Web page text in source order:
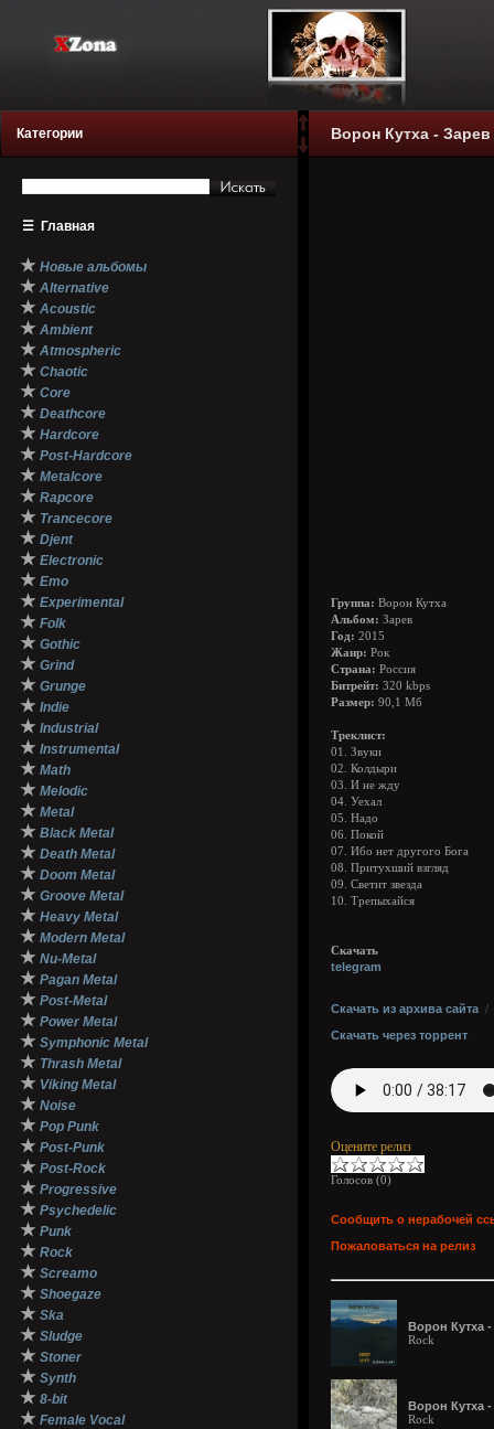
Категории
☰ Главная
★ Новые альбомы
★ Alternative
★ Acoustic
★ Ambient
★ Atmospheric
★ Chaotic
★ Core
★ Deathcore
★ Hardcore
★ Post-Hardcore
★ Metalcore
★ Rapcore
★ Trancecore
★ Djent
★ Electronic
★ Emo
★ Experimental
★ Folk
★ Gothic
★ Grind
★ Grunge
★ Indie
★ Industrial
★ Instrumental
★ Math
★ Melodic
★ Metal
★ Black Metal
★ Death Metal
★ Doom Metal
★ Groove Metal
★ Heavy Metal
★ Modern Metal
★ Nu-Metal
★ Pagan Metal
★ Post-Metal
★ Power Metal
★ Symphonic Metal
★ Thrash Metal
★ Viking Metal
★ Noise
★ Pop Punk
★ Post-Punk
★ Post-Rock
★ Progressive
★ Psychedelic
★ Punk
★ Rock
★ Screamo
★ Shoegaze
★ Ska
★ Sludge
★ Stoner
★ Synth
★ 8-bit
★ Female Vocal
Ворон Кутха - Зарев
Группа: Ворон Кутха
Альбом: Зарев
Год: 2015
Жанр: Рок
Страна: Россия
Битрейт: 320 kbps
Размер: 90,1 Мб
Треклист:
01. Звуки
02. Колдыри
03. И не жду
04. Уехал
05. Надо
06. Покой
07. Ибо нет другого Бога
08. Притухший взгляд
09. Светит звезда
10. Трепыхайся
Скачать
telegram
Скачать из архива сайта /
Скачать через торрент
Оцените релиз
Голосов (0)
Сообщить о нерабочей
Пожаловаться на релиз
Ворон Кутха -
Rock
Ворон Кутха -
Rock